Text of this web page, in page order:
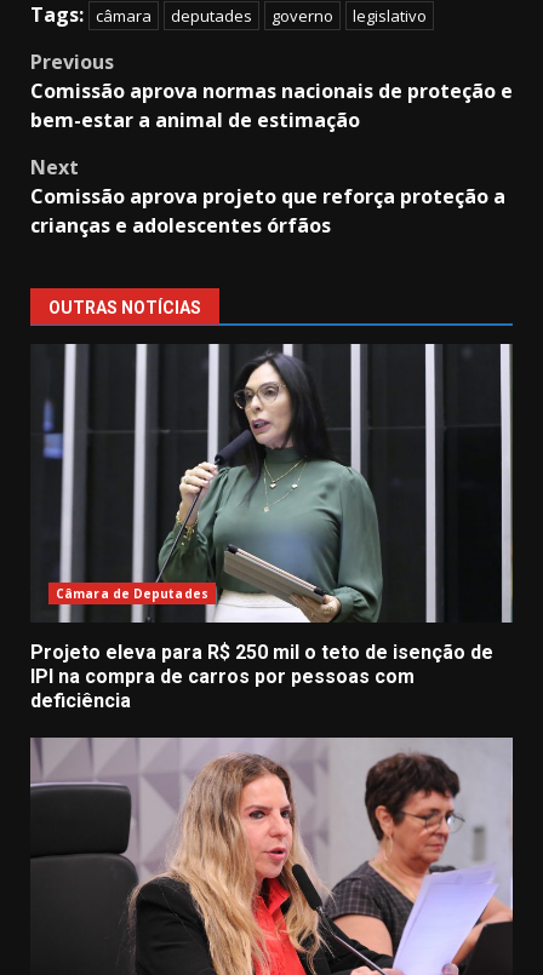
Tags: câmara deputades governo legislativo
Post
navigation
Previous
Comissão aprova normas nacionais de proteção e
bem-estar a animal de estimação
Next
Comissão aprova projeto que reforça proteção a
crianças e adolescentes órfãos
OUTRAS NOTÍCIAS
Câmara de Deputades
Projeto eleva para R$ 250 mil o teto de isenção de
IPI na compra de carros por pessoas com
deficiência